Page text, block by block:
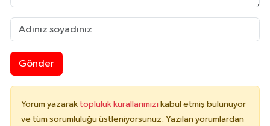
Gönder
Yorum yazarak topluluk kurallarımızı kabul etmiş bulunuyor
ve tüm sorumluluğu üstleniyorsunuz. Yazılan yorumlardan